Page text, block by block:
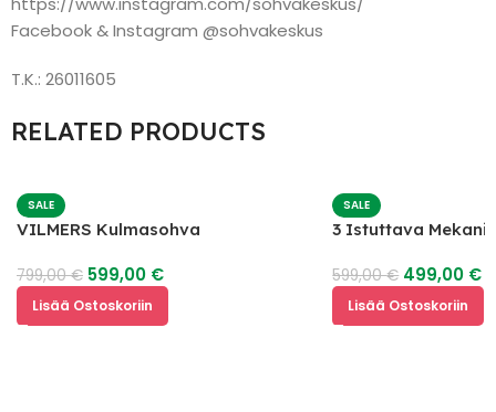
Facebook & Instagram @sohvakeskus
T.K.: 26011605
RELATED PRODUCTS
SALE
VILMERS Kulmasohva
799,00€ 599,00 €
Lisää Ostoskoriin
SALE
3 Istuttava
599,00€ 499,00 €
Lisää Ostoskoriin